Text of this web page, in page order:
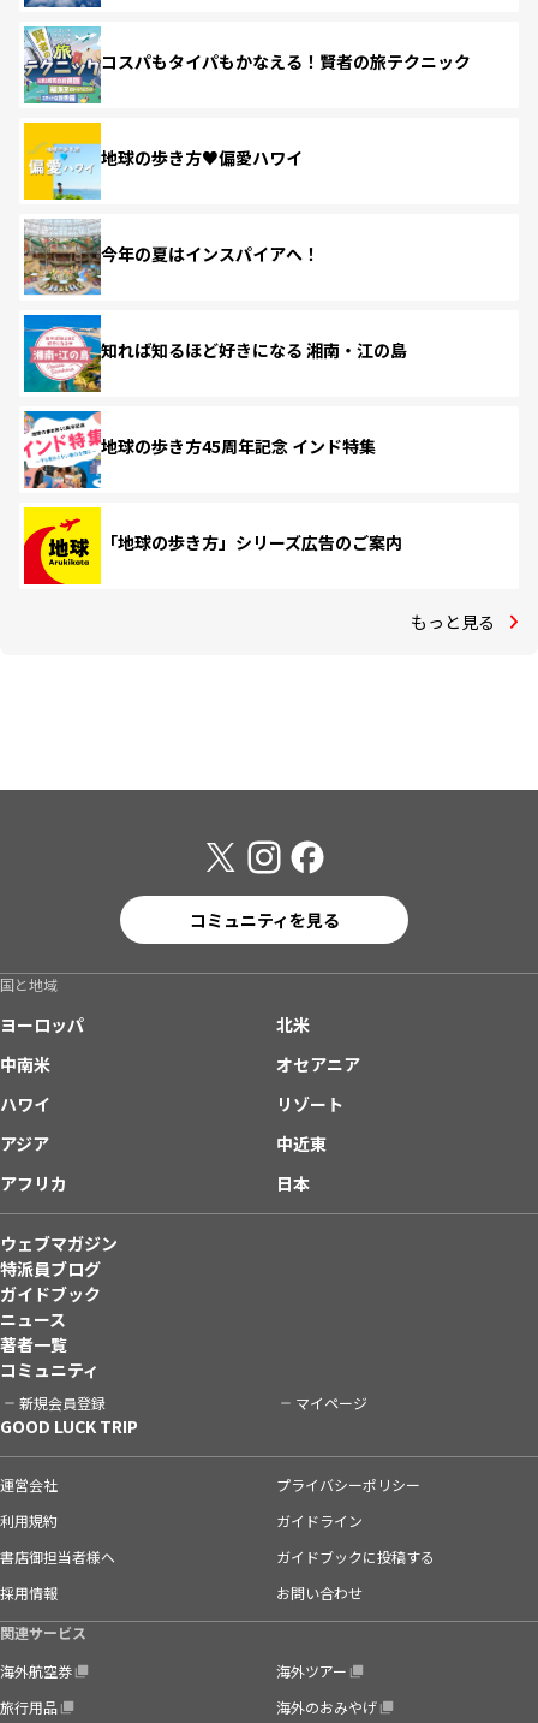
コスパもタイパもかなえる！賢者の旅テクニック
地球の歩き方♥偏愛ハワイ
今年の夏はインスパイアへ！
知れば知るほど好きになる 湘南・江の島
地球の歩き方45周年記念 インド特集
「地球の歩き方」シリーズ広告のご案内
もっと見る
コミュニティを見る
国と地域
ヨーロッパ
北米
中南米
オセアニア
ハワイ
リゾート
アジア
中近東
アフリカ
日本
ウェブマガジン
特派員ブログ
ガイドブック
ニュース
著者一覧
コミュニティ
新規会員登録 マイページ
GOOD LUCK TRIP
運営会社
プライバシーポリシー
利用規約
ガイドライン
書店御担当者様へ
ガイドブックに投稿する
採用情報
お問い合わせ
関連サービス
海外航空券
海外ツアー
旅行用品
海外のおみやげ